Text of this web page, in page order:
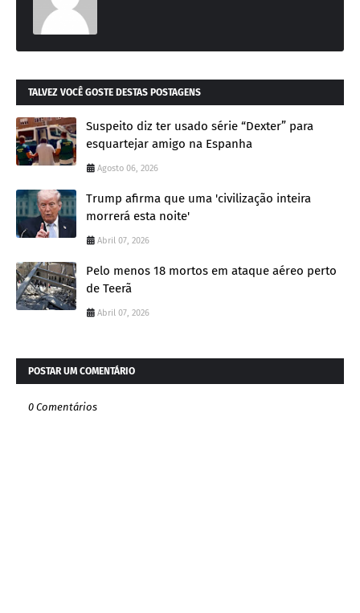
TALVEZ VOCÊ GOSTE DESTAS POSTAGENS
Suspeito diz ter usado série “Dexter” para
esquartejar amigo na Espanha
Agosto 06, 2026
Trump afirma que uma 'civilização inteira
morrerá esta noite'
Abril 07, 2026
Pelo menos 18 mortos em ataque aéreo perto
de Teerã
Abril 07, 2026
POSTAR UM COMENTÁRIO
0 Comentários